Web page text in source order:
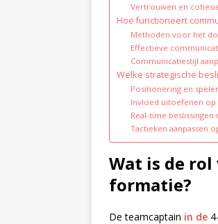
Vertrouwen en
Hoe functioneert
Methoden voor het
Effectieve
Communicatiestijl
Welke strategische
Positionering en
Invloed uitoefenen op
Real-time
Tactieken aanpassen
Wat is de rol
formatie?
De teamcaptain in de